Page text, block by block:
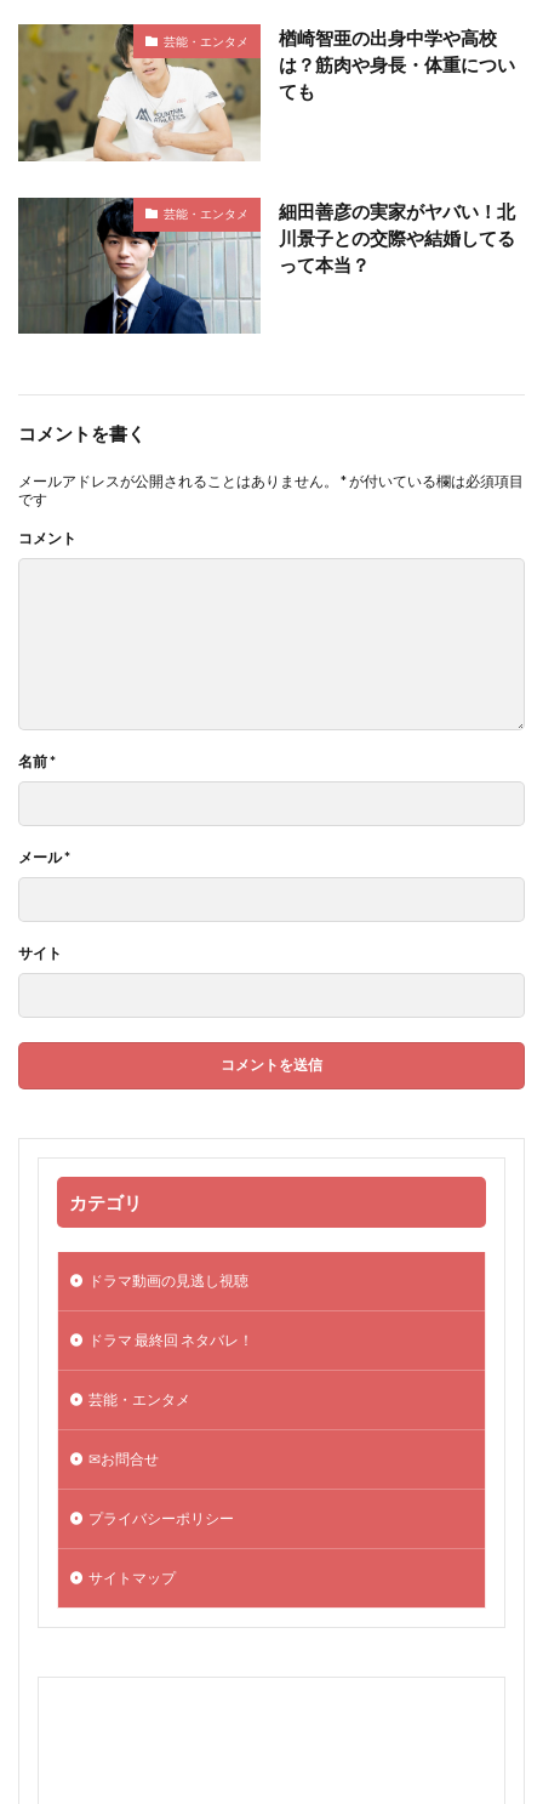
芸能・エンタメ
楢崎智亜の出身中学や高校
は？筋肉や身長・体重につい
ても
芸能・エンタメ
細田善彦の実家がヤバい！北
川景子との交際や結婚してる
って本当？
コメントを書く
メールアドレスが公開されることはありません。 *が付いている欄は必須項目
です
コメント
名前*
メール*
サイト
カテゴリ
ドラマ動画の見逃し視聴
ドラマ 最終回 ネタバレ！
芸能・エンタメ
✉お問合せ
プライバシーポリシー
サイトマップ